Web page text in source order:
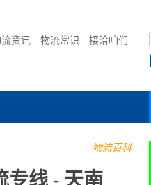
资讯 物流常识 接洽咱们
物流百科
专线 - 天南